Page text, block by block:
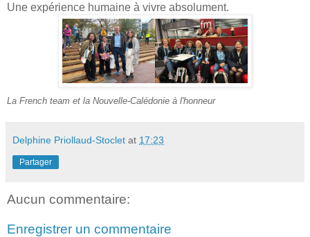
Une expérience humaine à vivre absolument.
La French team et la Nouvelle-Calédonie à l'honneur
Delphine Priollaud-Stoclet at 17:23
Partager
Aucun commentaire:
Enregistrer un commentaire